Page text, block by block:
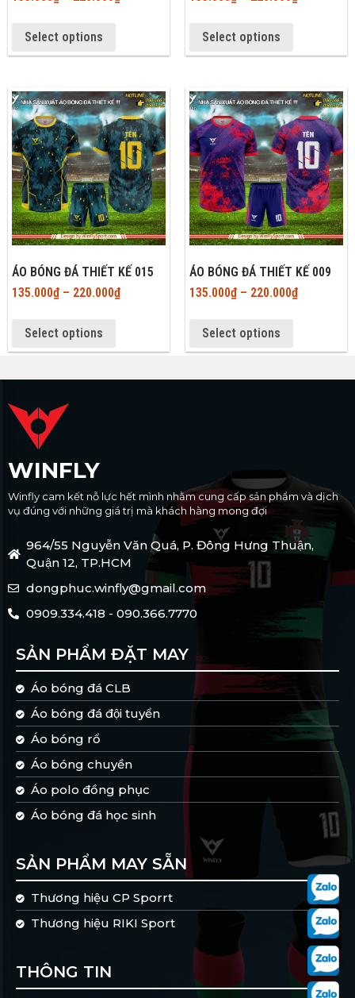
Select options Select options
ÁO BÓNG ĐÁ THIẾT KẾ 015
135.000₫– 220.000₫
Select options
ÁO BÓNG ĐÁ THIẾT KẾ 009
135.000₫– 220.000₫
Select options
WINFLY
Winfly cam kết nỗ lực hết mình nhằm cung cấp sản phẩm và dịch
vụ đúng với những giá trị mà khách hàng mong đợi
964/55 Nguyễn Văn Quá, P. Đông Hưng Thuận,
Quận 12, TP.HCM
dongphuc.winfly@gmail.com
0909.334.418 - 090.366.7770
SẢN PHẨM ĐẶT MAY
Áo bóng đá CLB
Áo bóng đá đội tuyển
Áo bóng rổ
Áo bóng chuyền
Áo polo đồng phục
Áo bóng đá học sinh
SẢN PHẨM MAY SẴN
Thương hiệu CP Sporrt
Thương hiệu RIKI Sport
THÔNG TIN